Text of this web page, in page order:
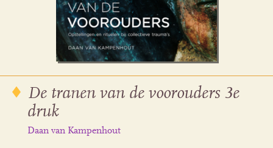
De tranen van de voorouders 3e
druk
Daan van Kampenhout